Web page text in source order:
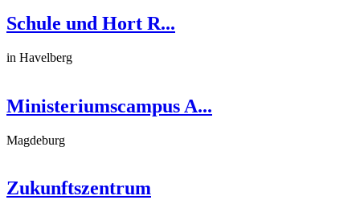
Schule und Hort R...
in Havelberg
Ministeriumscampus A...
Magdeburg
Zukunftszentrum